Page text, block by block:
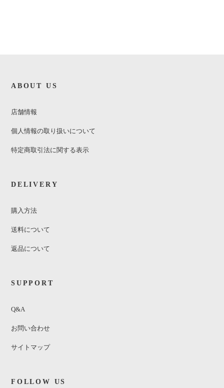
ABOUT US
店舗情報
個人情報の取り扱いについて
特定商取引法に関する表示
DELIVERY
購入方法
送料について
返品について
SUPPORT
Q&A
お問い合わせ
サイトマップ
FOLLOW US